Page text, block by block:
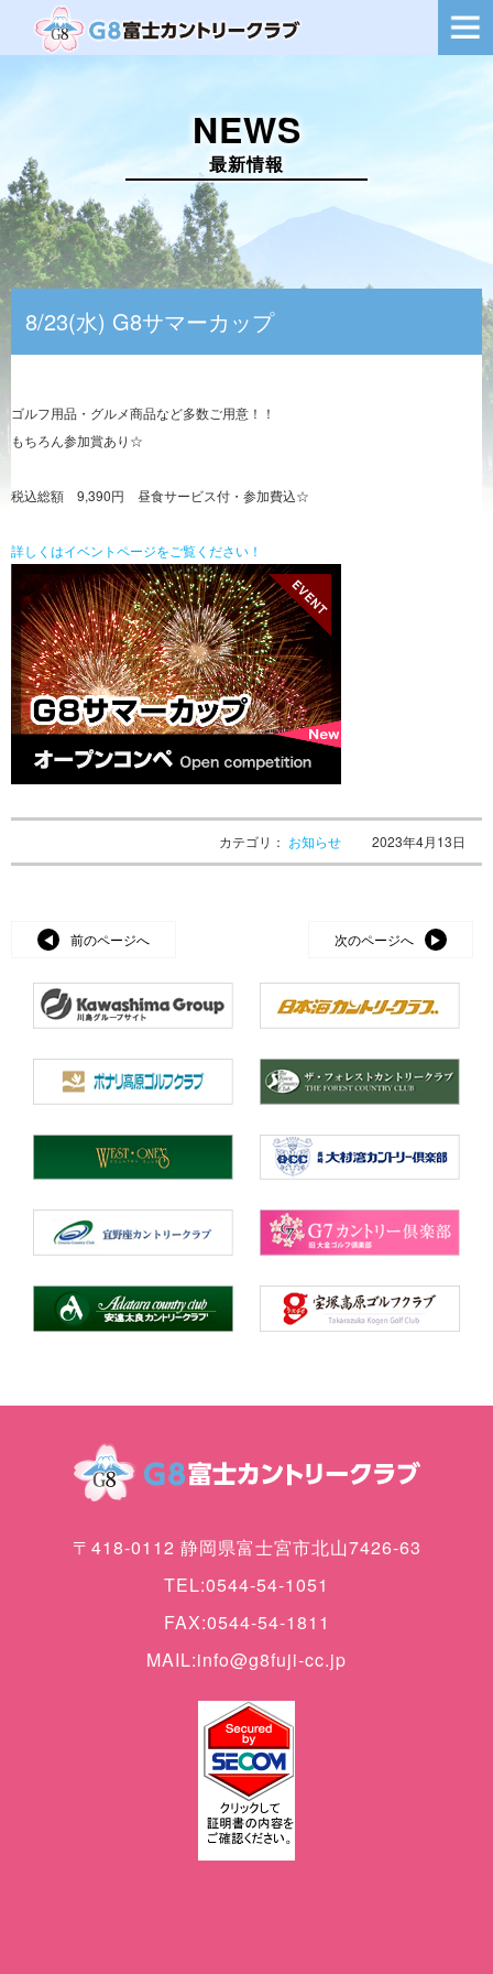
ー
シ
ョ
NEWS
最新情報
8/23(水) G8サマーカップ
ゴルフ用品・グルメ商品など多数ご用意！！
もちろん参加賞あり☆
税込総額 9,390円 昼食サービス付・参加費込☆
詳しくはイベントページをご覧ください！
カテゴリ： お知らせ 2023年4月13日
前のページへ 次のページへ
〒418-0112 静岡県富士宮市北山7426-63
TEL:0544-54-1051
FAX:0544-54-1811
MAIL:info@g8fuji-cc.jp